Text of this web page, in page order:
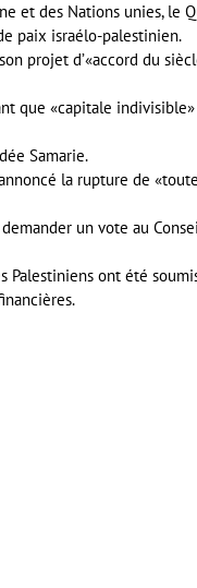
et des Nations unies,
paix israélo-palestinien.
projet d’«accord du
que «capitale
Samarie.
la rupture de
un vote au
Palestiniens ont été